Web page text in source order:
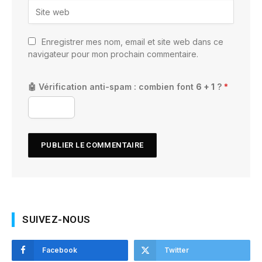
Enregistrer mes nom, email et site web dans ce
navigateur pour mon prochain commentaire.
🤖 Vérification anti-spam : combien font 6 + 1 ? *
SUIVEZ-NOUS
Facebook Twitter